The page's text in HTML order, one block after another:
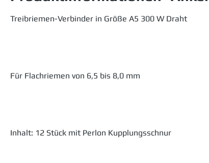
Treibriemen-Verbinder in Größe A5 300 W Draht
Für Flachriemen von 6,5 bis 8,0 mm
Inhalt: 12 Stück mit Perlon Kupplungsschnur